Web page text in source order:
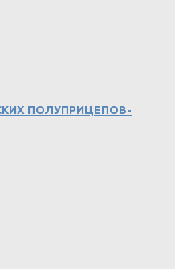
ПОЛУПРИЦЕПОВ-